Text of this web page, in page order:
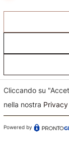
Cliccando su
nella nostra
Powered by